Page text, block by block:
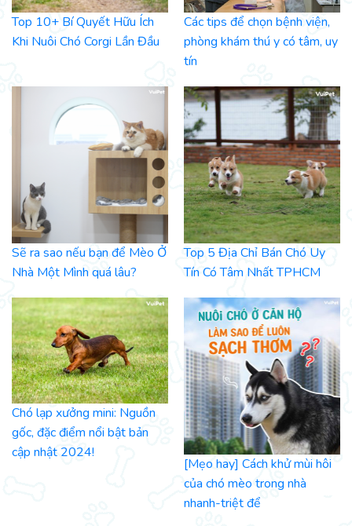
Top 10+ Bí Quyết Hữu Ích
Khi Nuôi Chó Corgi Lần Đầu
Các tips để chọn bệnh viện,
phòng khám thú y có tâm, uy
tín
Sẽ ra sao nếu bạn để Mèo Ở
Nhà Một Mình quá lâu?
Top 5 Địa Chỉ Bán Chó Uy
Tín Có Tâm Nhất TPHCM
Chó lạp xưởng mini: Nguồn
gốc, đặc điểm nổi bật bản
cập nhật 2024!
[Mẹo hay] Cách khử mùi hôi
của chó mèo trong nhà
nhanh-triệt để